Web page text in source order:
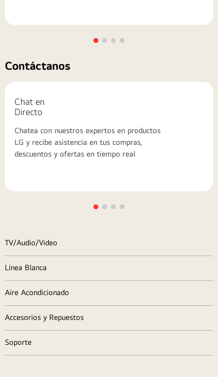
Contáctanos
Chat en
Directo
Chatea con nuestros expertos en productos
LG y recibe asistencia en tus compras,
descuentos y ofertas en tiempo real
TV/Audio/Video
Línea Blanca
Aire Acondicionado
Accesorios y Repuestos
Soporte